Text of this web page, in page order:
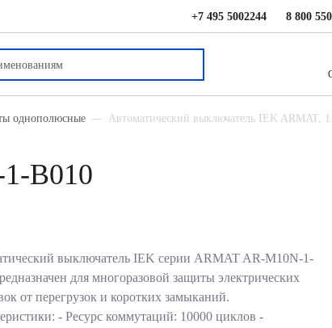
+7 495 5002244 8 800
однополюсные
Автоматический выключатель IEK ARMAT, 1
B010
выключатель IEK серии ARMAT AR-M10N-1-
для многоразовой защиты электрических
от перегрузок и коротких замыканий.
- Ресурс коммутаций: 10000 циклов -